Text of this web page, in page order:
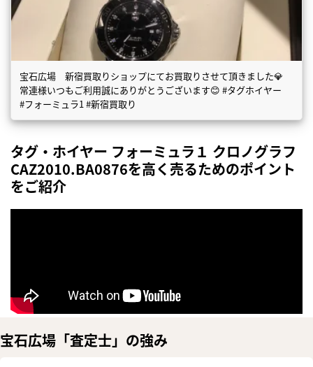
宝石広場 新宿買取りショップにてお買取りさせて頂きました💎
常連様いつもご利用誠にありがとうございます😊 #タグホイヤー
#フォーミュラ1 #新宿買取り
タグ・ホイヤー フォーミュラ１ クロノグラフ
CAZ2010.BA0876を高く売るためのポイント
をご紹介
宝石広場「査定士」の強み